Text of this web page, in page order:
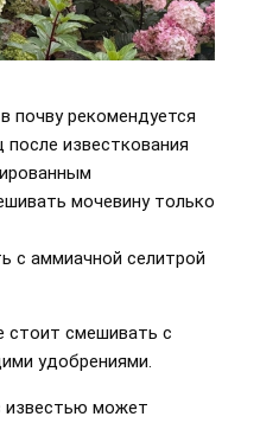
почву рекомендуется
известкования
мочевину только
с аммиачной селитрой
стоит смешивать с
удобрениями.
известью может